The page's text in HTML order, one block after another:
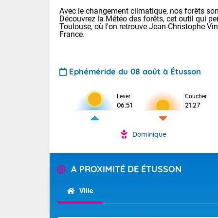
Avec le changement climatique, nos forêts
Découvrez la Météo des forêts, cet outil qui
Toulouse, où l'on retrouve Jean-Christophe
France.
Ephéméride du 08 août à Étusson
Lever
06:51
Coucher
21:27
Dominique
A PROXIMITÉ DE ÉTUSSON
Ville
Voici les
: 34 Lyon :
Rennes : 33
36 Nice : 32
circulent en
installées